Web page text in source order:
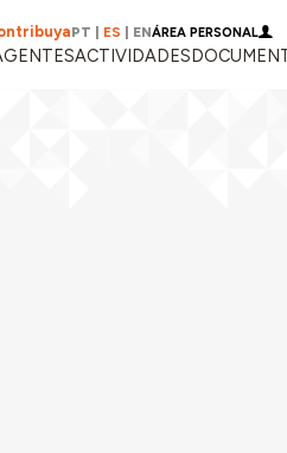
PT ES ENÁREA PERSONAL
ACTIVIDADES